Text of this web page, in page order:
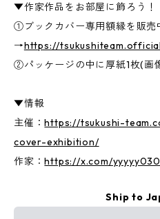
▼作家作品をお部屋に飾ろう！
①ブックカバー専用額縁を販売
→https://
②パッケージの中に厚紙1枚(画
▼情報
主催：https://tsukushi-
cover-exhibition/
作家：https://x.com/
Ship to